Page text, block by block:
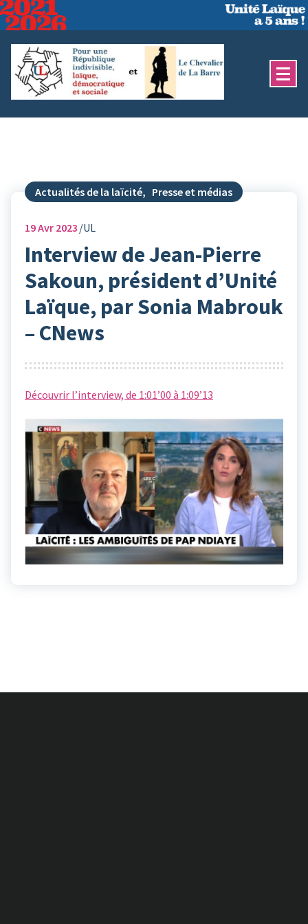
Aller
au
contenu
Actualités de la laïcité, Presse et médias
19Avr 2023 UL
Interview de Jean-Pierre
Sakoun, président d’Unité
Laïque, par Sonia Mabrouk
– CNews
Découvrir l’interview, de 1:01’00 à 1:09’13